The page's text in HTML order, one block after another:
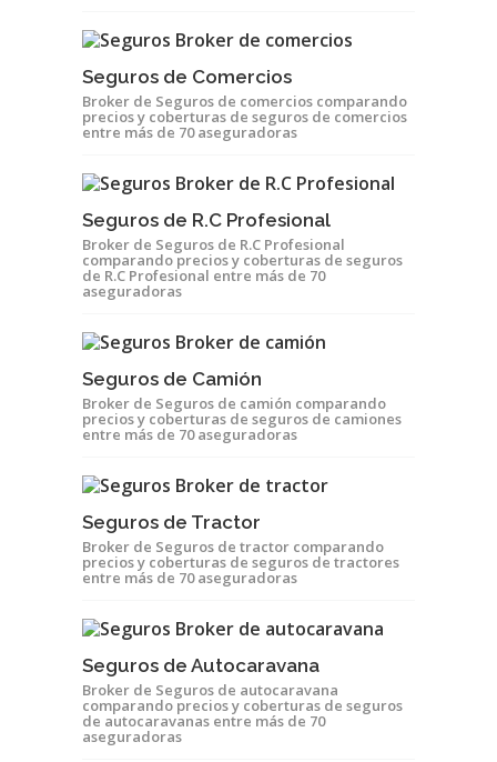
Seguros de Comercios
Broker de Seguros de comercios comparando
precios y coberturas de seguros de comercios
entre más de 70 aseguradoras
Seguros de R.C Profesional
Broker de Seguros de R.C Profesional
comparando precios y coberturas de seguros
de R.C Profesional entre más de 70
aseguradoras
Seguros de Camión
Broker de Seguros de camión comparando
precios y coberturas de seguros de camiones
entre más de 70 aseguradoras
Seguros de Tractor
Broker de Seguros de tractor comparando
precios y coberturas de seguros de tractores
entre más de 70 aseguradoras
Seguros de Autocaravana
Broker de Seguros de autocaravana
comparando precios y coberturas de seguros
de autocaravanas entre más de 70
aseguradoras